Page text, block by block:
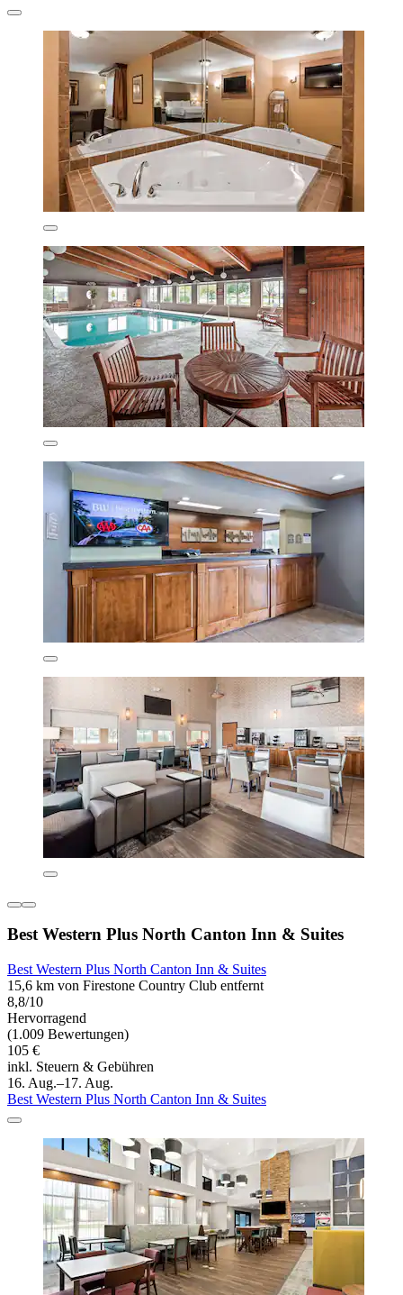
Best Western Plus North Canton Inn & Suites
Best Western Plus North Canton Inn & Suites
15,6 km von Firestone Country Club entfernt
8,8/10
Hervorragend
(1.009 Bewertungen)
105 €
inkl. Steuern & Gebühren
16. Aug.–17. Aug.
Best Western Plus North Canton Inn & Suites